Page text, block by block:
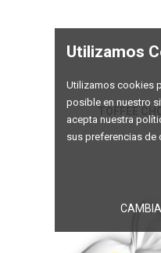
Utilizamos
Utilizamos cookies
posible en nuestro
acepta nuestra
sus preferencias de